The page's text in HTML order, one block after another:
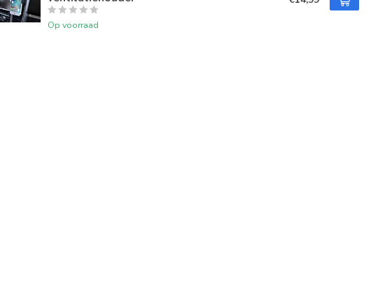
Op voorraad